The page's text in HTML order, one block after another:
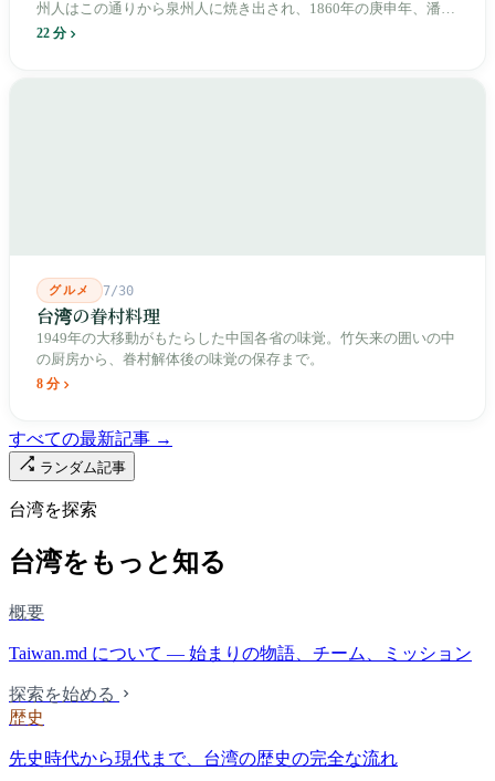
州人はこの通りから泉州人に焼き出され、1860年の庚申年、潘永
清は下樹林に大東路・大南路・大西路・大北路という四本の整然
22 分
グルメ 7/30
台湾の眷村料理
1949年の大移動がもたらした中国各省の味覚。竹矢来の囲いの中
の厨房から、眷村解体後の味覚の保存まで。
8 分
すべての最新記事 →
ランダム記事
台湾を探索
台湾をもっと知る
概要
Taiwan.md について — 始まりの物語、チーム、ミッション
探索を始める
歴史
先史時代から現代まで、台湾の歴史の完全な流れ